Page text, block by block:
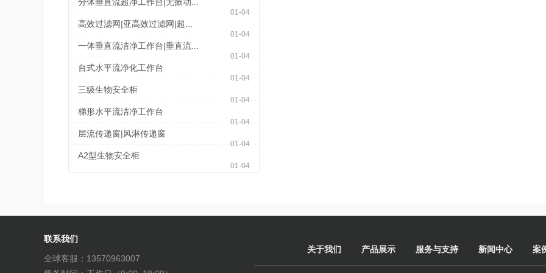
01-04
高效过滤网|亚高效过滤网|超...
01-04
一体垂直流洁净工作台|垂直流...
01-04
台式水平流净化工作台
01-04
三级生物安全柜
01-04
梯形水平流洁净工作台
01-04
层流传递窗|风淋传递窗
01-04
A2型生物安全柜
01-04
联系我们
全球客服：13570963007
关于我们 产品展示 服务与支持 新闻中心 案